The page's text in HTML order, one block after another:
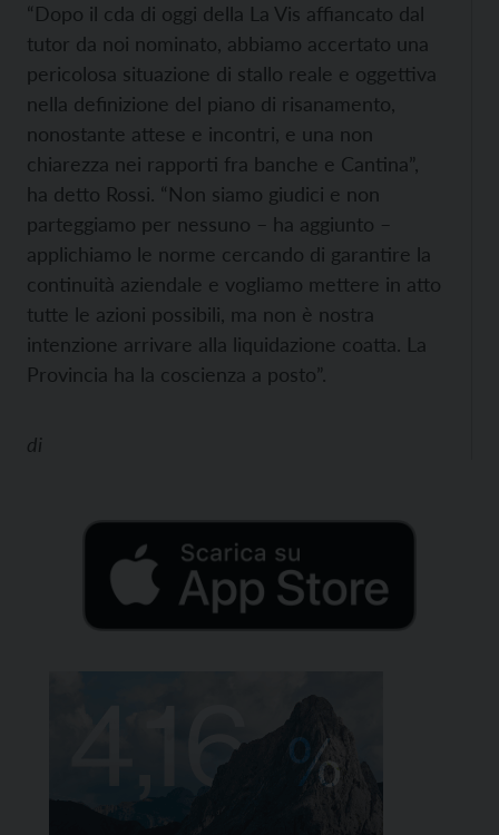
“Dopo il cda di oggi della La Vis affiancato dal
tutor da noi nominato, abbiamo accertato una
pericolosa situazione di stallo reale e oggettiva
nella definizione del piano di risanamento,
nonostante attese e incontri, e una non
chiarezza nei rapporti fra banche e Cantina”,
ha detto Rossi. “Non siamo giudici e non
parteggiamo per nessuno – ha aggiunto –
applichiamo le norme cercando di garantire la
continuità aziendale e vogliamo mettere in atto
tutte le azioni possibili, ma non è nostra
intenzione arrivare alla liquidazione coatta. La
Provincia ha la coscienza a posto”.
di